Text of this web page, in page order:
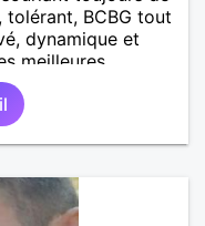
tolérant, BCBG tout
dynamique et
meilleures